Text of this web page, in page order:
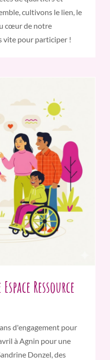
cultivons le lien, le
cœur de notre
vite pour participer !
Ressource
d'engagement pour
à Agnin pour une
Donzel, des